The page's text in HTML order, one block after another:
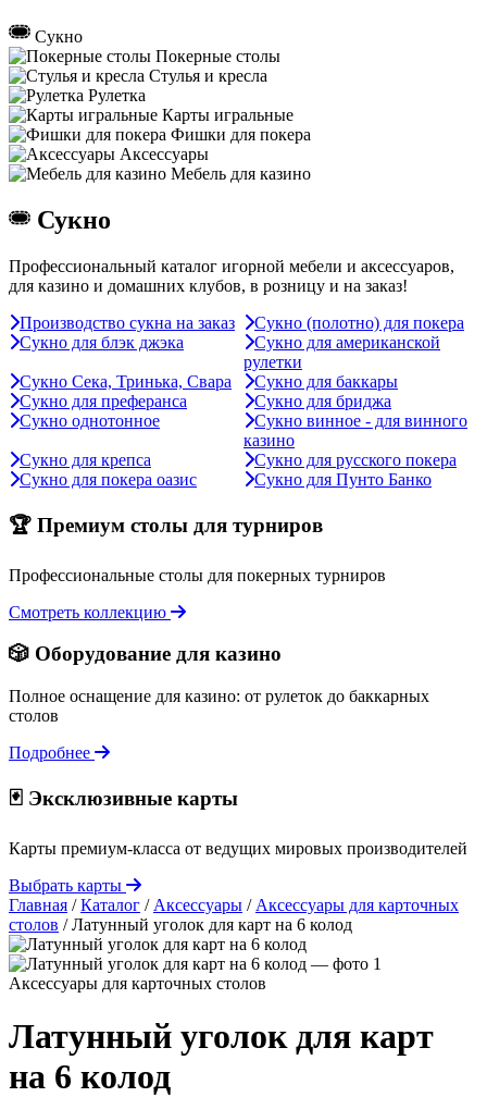
Сукно
Покерные столы
Стулья и кресла
Рулетка
Карты игральные
Фишки для покера
Аксессуары
Мебель для казино
Сукно
Профессиональный каталог игорной мебели и аксессуаров,
для казино и домашних клубов, в розницу и на заказ!
Производство сукна на заказ
Сукно (полотно) для покера
Сукно для блэк джэка
Сукно для американской
рулетки
Сукно Сека, Тринька, Свара
Сукно для баккары
Сукно для преферанса
Сукно для бриджа
Сукно однотонное
Сукно винное - для винного
казино
Сукно для крепса
Сукно для русского покера
Сукно для покера оазис
Сукно для Пунто Банко
🏆 Премиум столы для турниров
Профессиональные столы для покерных турниров
Смотреть коллекцию
🎲 Оборудование для казино
Полное оснащение для казино: от рулеток до баккарных
столов
Подробнее
🃏 Эксклюзивные карты
Карты премиум-класса от ведущих мировых производителей
Выбрать карты
Главная / Каталог / Аксессуары / Аксессуары для карточных
столов / Латунный уголок для карт на 6 колод
Аксессуары для карточных столов
Латунный уголок для карт
на 6 колод